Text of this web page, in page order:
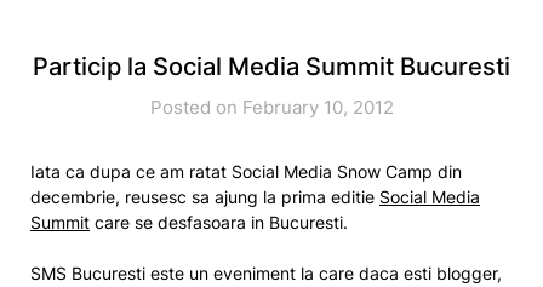
Particip la Social Media Summit Bucuresti
Posted on February 10, 2012
Iata ca dupa ce am ratat Social Media Snow Camp din
decembrie, reusesc sa ajung la prima editie Social Media
Summit care se desfasoara in Bucuresti.
SMS Bucuresti este un eveniment la care daca esti blogger,